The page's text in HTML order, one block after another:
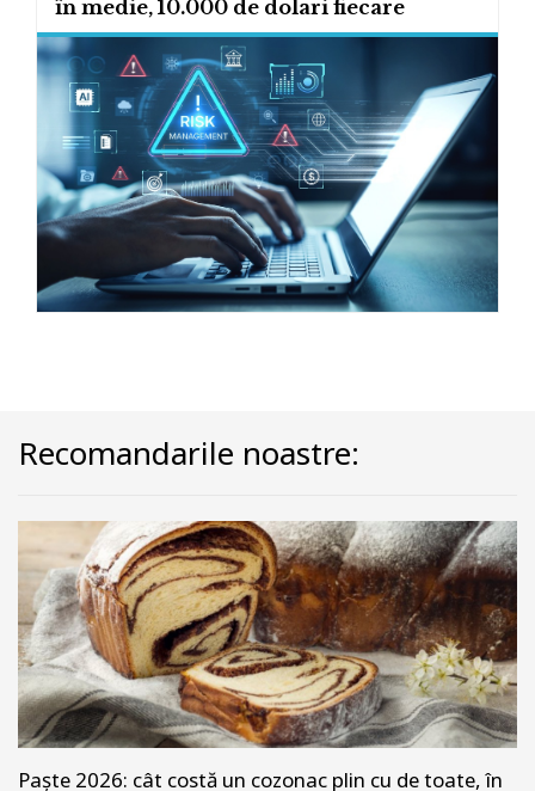
în medie, 10.000 de dolari fiecare
Recomandarile noastre:
Paște 2026: cât costă un cozonac plin cu de toate, în